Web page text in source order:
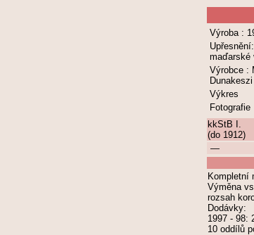
Výroba :
maďarské
Výrobce :
Dunakeszi
Výkres
Fotografie
kkStB I.
(do 1912)
—
Kompletní
Výměna
rozsah
Dodávky:
1997 - 98:
10 oddílů